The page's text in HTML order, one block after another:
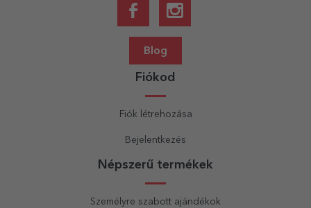
Blog
Fiókod
Fiók létrehozása
Bejelentkezés
Népszerű termékek
Személyre szabott ajándékok